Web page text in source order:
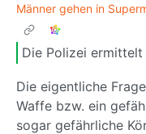
Männer gehen in
Die Polizei
Die eigentliche
Waffe bzw. ein
sogar gefährliche